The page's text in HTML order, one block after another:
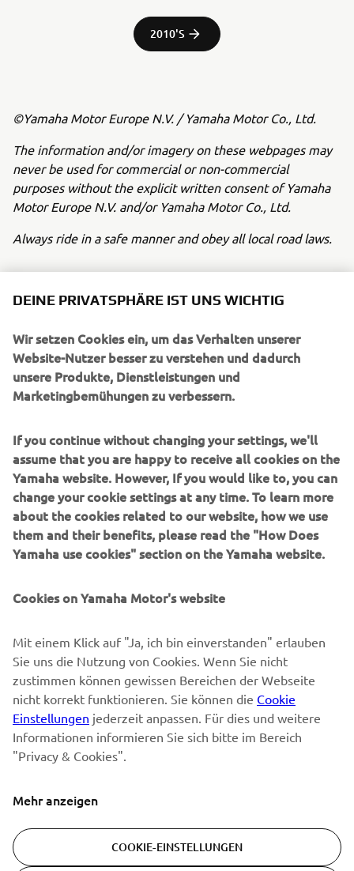
2010'S
©Yamaha Motor Europe N.V. / Yamaha Motor Co., Ltd.
The information and/or imagery on these webpages may
never be used for commercial or non-commercial
purposes without the explicit written consent of Yamaha
Motor Europe N.V. and/or Yamaha Motor Co., Ltd.
Always ride in a safe manner and obey all local road laws.
UNTERNEHMEN
B2B
MEHR YAMAHA
SUPPORT
NEWSLETTER
Sonderveranstaltungen, Neuerscheinungen und vielem mehr.
ABONNIEREN
Lesen Sie unsere Datenschutzrichtlinie, um zu erfahren, wie wir
Ihre persönlichen Daten verarbeiten: Datenschutzerklärung
DEINE PRIVATSPHÄRE IST UNS WICHTIG
Wir setzen Cookies ein, um das Verhalten unserer
Website-Nutzer besser zu verstehen und dadurch
unsere Produkte, Dienstleistungen und
Marketingbemühungen zu verbessern.
If you continue without changing your settings, we'll
assume that you are happy to receive all cookies on the
Yamaha website. However, If you would like to, you can
change your cookie settings at any time. To learn more
about the cookies related to our website, how we use
them and their benefits, please read the "How Does
Yamaha use cookies" section on the Yamaha website.
Cookies on Yamaha Motor's website
Mit einem Klick auf "Ja, ich bin einverstanden" erlauben
Sie uns die Nutzung von Cookies. Wenn Sie nicht
zustimmen können gewissen Bereichen der Webseite
nicht korrekt funktionieren. Sie können die Cookie
Einstellungen jederzeit anpassen. Für dies und weitere
Informationen informieren Sie sich bitte im Bereich
"Privacy & Cookies".
Mehr anzeigen
COOKIE-EINSTELLUNGEN